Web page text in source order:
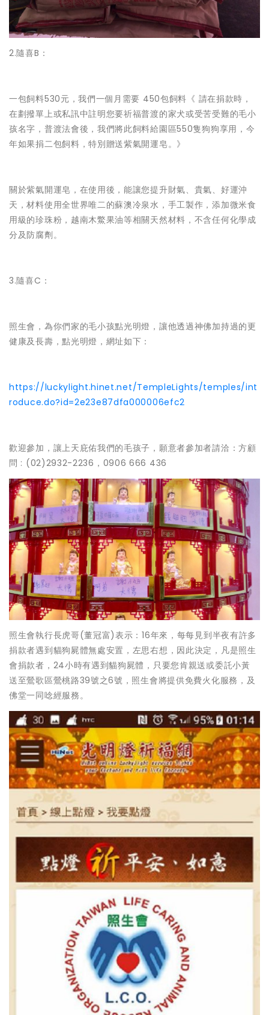
2.隨喜B：
一包飼料530元，我們一個月需要 450包飼料《 請在捐款時，
在劃撥單上或私訊中註明您要祈福普渡的家犬或受苦受難的毛小
孩名字，普渡法會後，我們將此飼料給園區550隻狗狗享用，今
年如果捐二包飼料，特別贈送紫氣開運皂。》
關於紫氣開運皂，在使用後，能讓您提升財氣、貴氣、好運沖
天，材料使用全世界唯二的蘇澳冷泉水，手工製作，添加微米食
用級的珍珠粉，越南木鱉果油等相關天然材料，不含任何化學成
分及防腐劑。
3.隨喜C：
照生會，為你們家的毛小孩點光明燈，讓他透過神佛加持過的更
健康及長壽，點光明燈，網址如下：
https://luckylight.hinet.net/TempleLights/temples/int
roduce.do?id=2e23e87dfa000006efc2
歡迎參加，讓上天庇佑我們的毛孩子，願意者參加者請洽：方顧
問 : (02)2932-2236，0906 666 436
照生會執行長虎哥(董冠富)表示：16年來，每每見到半夜有許多
捐款者遇到貓狗屍體無處安置，左思右想，因此決定，凡是照生
會捐款者，24小時有遇到貓狗屍體，只要您肯親送或委託小黃
送至鶯歌區鶯桃路39號之6號，照生會將提供免費火化服務，及
佛堂一同唸經服務。